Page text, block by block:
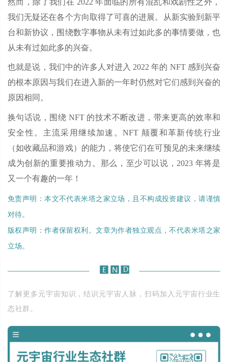
我们无疑还在各个方向取得了可喜的进展。从新实验到新平
台和新协议，围绕数字事物从未有过如此多的事情要做，也
从未有过如此多的兴奋。
也就是说，我们中的许多人对进入 2022 年的 NFT 感到兴奋
的根本原因与我们在进入新的一年时仍然对它们感到兴奋的
原因相同。
换句话说，围绕 NFT 的技术不断改进，带来更高的效率和
安全性。主流采用继续加速。NFT 颠覆和革新传统行业
（如收藏品和游戏）的能力，将使它们在可预见的未来继续
成为创新的重要推动力。那么，至少可以说，2023 年将是
又一个有趣的一年！
免责声明：本文不代表米塔之家立场，且不构成投资建议，请谨慎
对待。
版权声明：作者保留权利。文章为作者独立观点，不代表米塔之家
立场。
了解更多元宇宙知识，结识元宇宙人脉，扫码加入元宇宙行业生
态社群。